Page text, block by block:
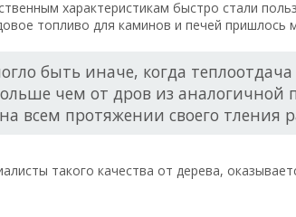
характеристикам быстро стали
топливо для каминов и печей пришлось
быть иначе, когда
чем от дров из аналогичной
всем протяжении своего тления
такого качества от дерева,